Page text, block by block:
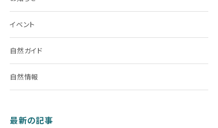
イベント
自然ガイド
自然情報
最新の記事